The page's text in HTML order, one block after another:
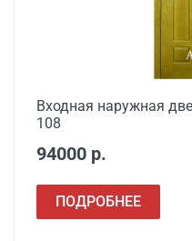
Входная наружная
108
94000 р.
ПОДРОБНЕЕ